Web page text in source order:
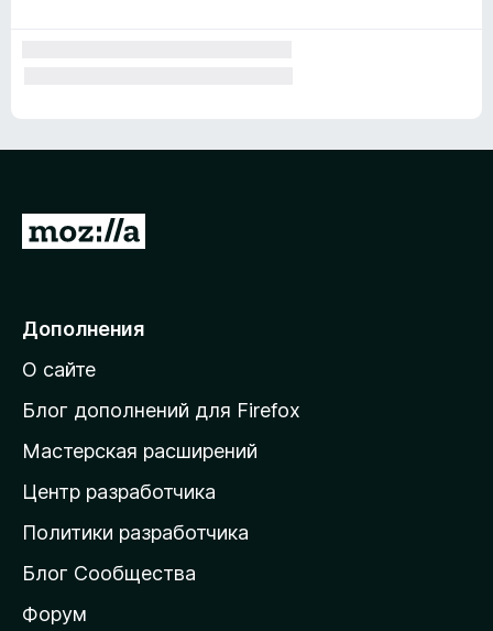
П
е
й
т
и
а
д
о
а
ш
Дополнения
О сайте
Блог дополнений для Firefox
Мастерская расширений
Центр разработчика
Политики разработчика
Блог Сообщества
Форум